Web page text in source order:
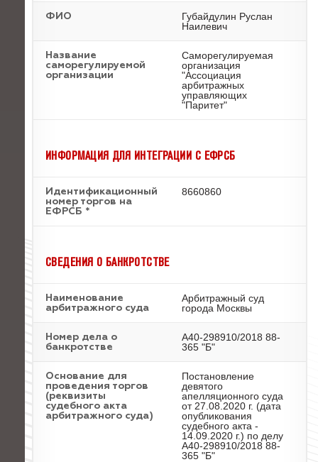
ФИО
Губайдулин Руслан
Наилевич
Название
саморегулируемой
организации
Саморегулируемая
организация
"Ассоциация
арбитражных
управляющих
"Паритет"
ИНФОРМАЦИЯ ДЛЯ ИНТЕГРАЦИИ С ЕФРСБ
Идентификационный
номер торгов на
ЕФРСБ *
8660860
СВЕДЕНИЯ О БАНКРОТСТВЕ
Наименование
арбитражного суда
Арбитражный суд
города Москвы
Номер дела о
банкротстве
А40-298910/2018 88-
365 "Б"
Основание для
проведения торгов
(реквизиты
судебного акта
арбитражного суда)
Постановление
девятого
апелляционного суда
от 27.08.2020 г. (дата
опубликования
судебного акта -
14.09.2020 г.) по делу
А40-298910/2018 88-
365 "Б"